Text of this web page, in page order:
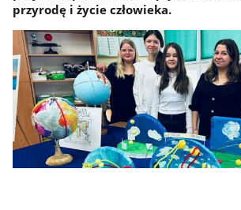
przyrodę i życie człowieka.